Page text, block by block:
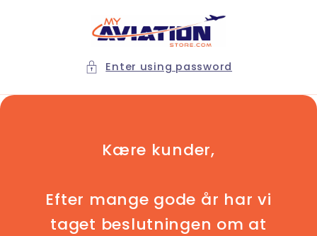
Enter using password
Kære kunder,
Efter mange gode år har vi
taget beslutningen om at